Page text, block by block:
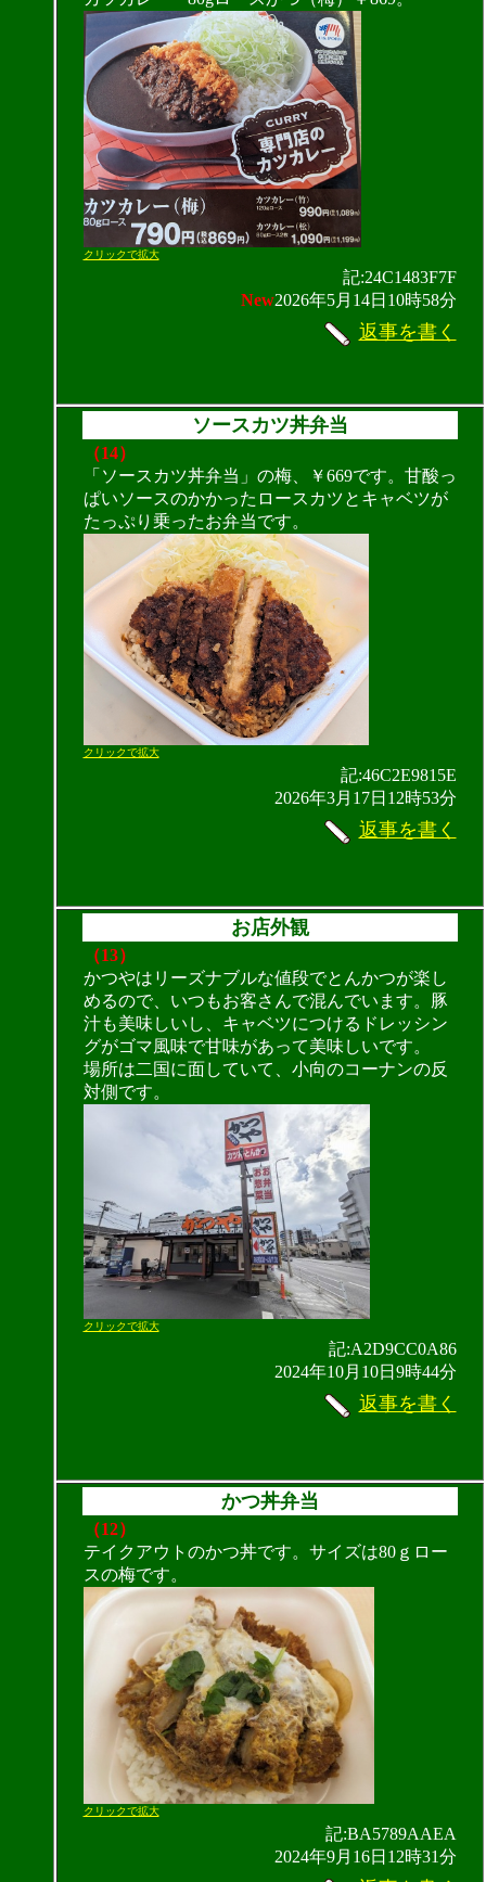
クリックで拡大
記:24C1483F7F
New2026年5月14日10時58分
返事を書く
ソースカツ丼弁当
（14）
「ソースカツ丼弁当」の梅、￥669です。甘酸っ
ぱいソースのかかったロースカツとキャベツが
たっぷり乗ったお弁当です。
クリックで拡大
記:46C2E9815E
2026年3月17日12時53分
返事を書く
お店外観
（13）
かつやはリーズナブルな値段でとんかつが楽し
めるので、いつもお客さんで混んでいます。豚
汁も美味しいし、キャベツにつけるドレッシン
グがゴマ風味で甘味があって美味しいです。
場所は二国に面していて、小向のコーナンの反
対側です。
クリックで拡大
記:A2D9CC0A86
2024年10月10日9時44分
返事を書く
かつ丼弁当
（12）
テイクアウトのかつ丼です。サイズは80ｇロー
スの梅です。
クリックで拡大
記:BA5789AAEA
2024年9月16日12時31分